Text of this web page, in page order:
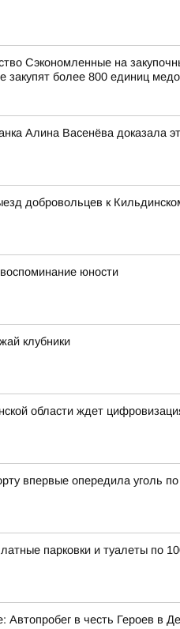
Сэкономленные на
более 800 единиц
Алина Васенёва доказала
добровольцев к
юности
клубники
области ждет
впервые опередила уголь по
парковки и туалеты по
в честь Героев в